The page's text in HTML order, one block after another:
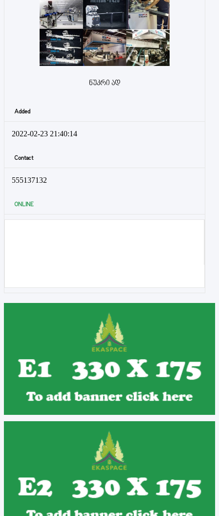
ნუკრი ად
Added
2022-02-23 21:40:14
Contact
555137132
ONLINE